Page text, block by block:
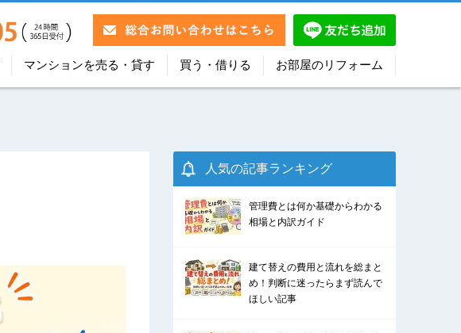
マンションを売る・貸す 買う・借りる お部屋のリフォーム
人気の記事ランキング
管理費とは何か基礎からわかる
相場と内訳ガイド
建て替えの費用と流れを総まと
め！判断に迷ったらまず読んで
ほしい記事